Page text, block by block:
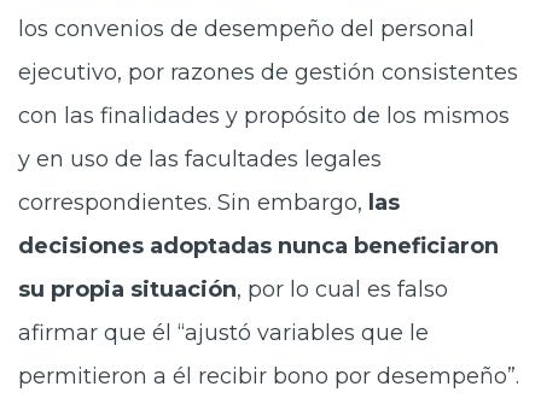
los convenios de desempeño del personal
ejecutivo, por razones de gestión consistentes
con las finalidades y propósito de los mismos
y en uso de las facultades legales
correspondientes. Sin embargo, las
decisiones adoptadas nunca beneficiaron
su propia situación, por lo cual es falso
afirmar que él “ajustó variables que le
permitieron a él recibir bono por desempeño”.